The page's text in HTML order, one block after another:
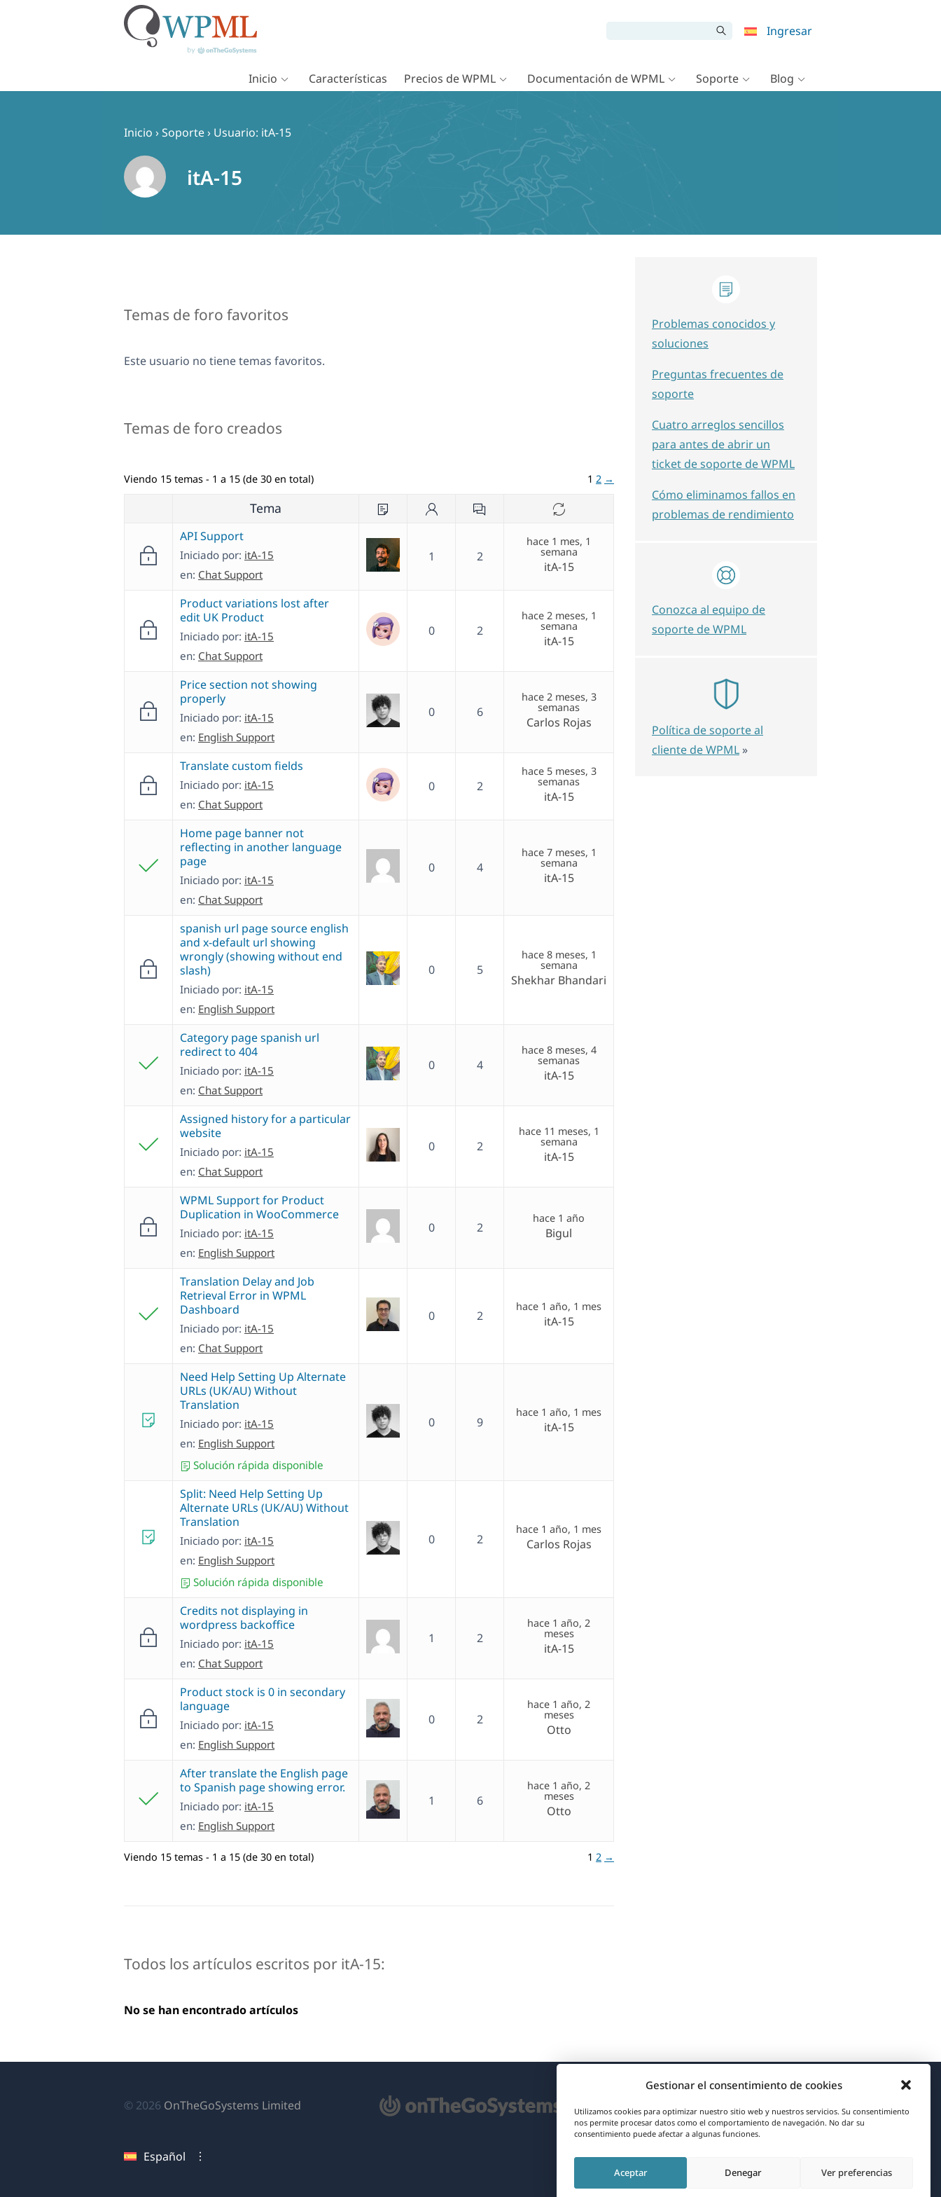
Gestionar el consentimiento de cookies
Utilizamos cookies para optimizar nuestro sitio web y nuestros servicios. Su consentimiento
nos permite procesar datos como el comportamiento de navegación. No dar su
consentimiento puede afectar a algunas funciones.
Aceptar Denegar Ver preferencias
Ingresar
Inicio Características Precios de WPML Documentación de WPML Soporte Blog
Inicio ›Soporte› Usuario: itA-15
itA-15
Temas de foro favoritos
Este usuario no tiene temas favoritos.
Temas de foro creados
Viendo 15 temas - 1 a 15 (de 30 en total) 1 2 →
Tema
API Support
Iniciado por: itA-15
en: Chat Support
1 2
hace 1 mes, 1
semana
itA-15
Product variations lost after
edit UK Product
Iniciado por: itA-15
en: Chat Support
0 2
hace 2 meses, 1
semana
itA-15
Price section not showing
properly
Iniciado por: itA-15
en: English Support
0 6
hace 2 meses, 3
semanas
Carlos Rojas
Translate custom fields
Iniciado por: itA-15
en: Chat Support
0 2
hace 5 meses, 3
semanas
itA-15
Home page banner not
reflecting in another language
page
Iniciado por: itA-15
en: Chat Support
0 4
hace 7 meses, 1
semana
itA-15
spanish url page source english
and x-default url showing
wrongly (showing without end
slash)
Iniciado por: itA-15
en: English Support
0 5
hace 8 meses, 1
semana
Shekhar Bhandari
Category page spanish url
redirect to 404
Iniciado por: itA-15
en: Chat Support
0 4
hace 8 meses, 4
semanas
itA-15
Assigned history for a particular
website
Iniciado por: itA-15
en: Chat Support
0 2
hace 11 meses, 1
semana
itA-15
WPML Support for Product
Duplication in WooCommerce
Iniciado por: itA-15
en: English Support
0 2
hace 1 año
Bigul
Translation Delay and Job
Retrieval Error in WPML
Dashboard
Iniciado por: itA-15
en: Chat Support
0 2
hace 1 año, 1 mes
itA-15
Need Help Setting Up Alternate
URLs (UK/AU) Without
Translation
Iniciado por: itA-15
en: English Support
Solución rápida disponible
0 9
hace 1 año, 1 mes
itA-15
Split: Need Help Setting Up
Alternate URLs (UK/AU) Without
Translation
Iniciado por: itA-15
en: English Support
Solución rápida disponible
0 2
hace 1 año, 1 mes
Carlos Rojas
Credits not displaying in
wordpress backoffice
Iniciado por: itA-15
en: Chat Support
1 2
hace 1 año, 2
meses
itA-15
Product stock is 0 in secondary
language
Iniciado por: itA-15
en: English Support
0 2
hace 1 año, 2
meses
Otto
After translate the English page
to Spanish page showing error.
Iniciado por: itA-15
en: English Support
1 6
hace 1 año, 2
meses
Otto
Viendo 15 temas - 1 a 15 (de 30 en total) 1 2 →
Todos los artículos escritos por itA-15:
No se han encontrado artículos
Problemas conocidos y
soluciones
Preguntas frecuentes de
soporte
Cuatro arreglos sencillos
para antes de abrir un
ticket de soporte de WPML
Cómo eliminamos fallos en
problemas de rendimiento
Conozca al equipo de
soporte de WPML
Política de soporte al
cliente de WPML »
© 2026 OnTheGoSystems Limited
Español
Acerca de WPML
RGPD y Política de Privacidad
abre